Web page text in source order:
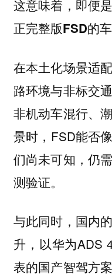
这意味着，即便
正完整版FSD的
在本土化场景适
路环境与非标交
非机动车混行、
景时，FSD能否
们尚未可知，仍
测验证。
与此同时，国内
升，以华为ADS
表的国产智驾方